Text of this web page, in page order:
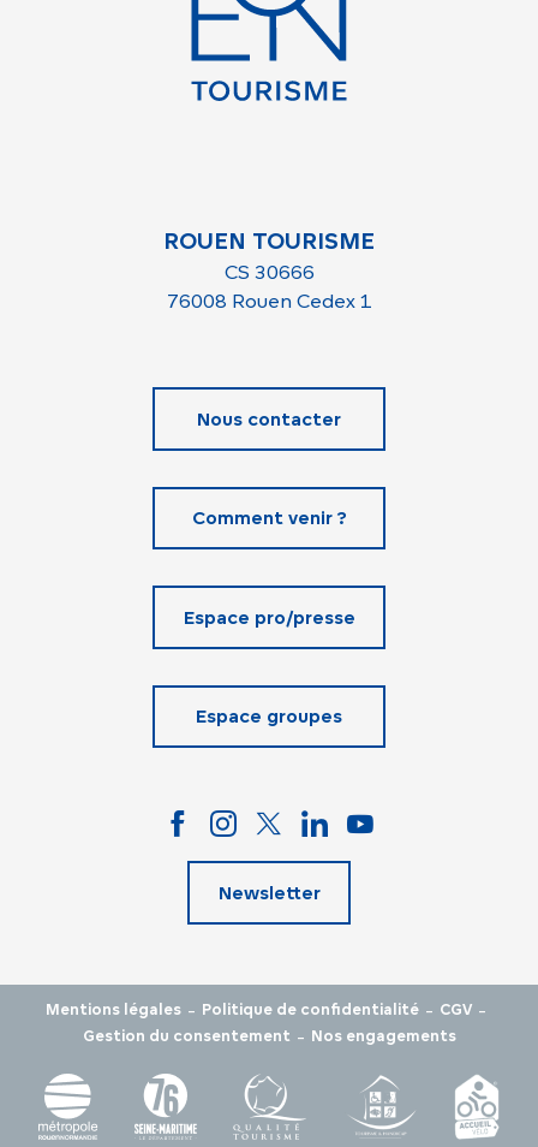
ROUEN TOURISME
CS 30666
76008 Rouen Cedex 1
Nous contacter
Comment venir ?
Espace pro/presse
Espace groupes
Newsletter
Mentions légales - Politique de confidentialité - CGV -
Gestion du consentement - Nos engagements